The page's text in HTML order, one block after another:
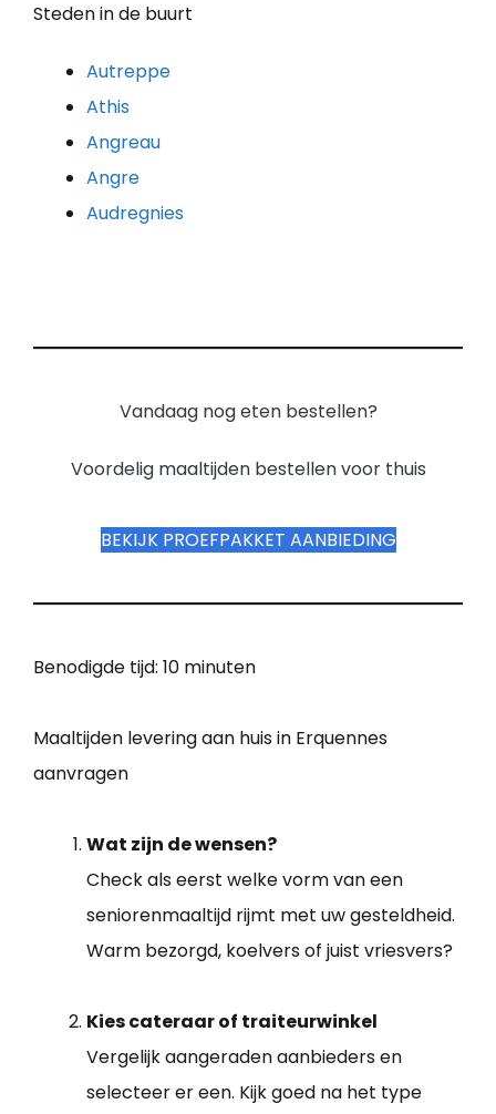
Steden in de buurt
Autreppe
Athis
Angreau
Angre
Audregnies
Vandaag nog eten bestellen?
Voordelig maaltijden bestellen voor thuis
BEKIJK PROEFPAKKET AANBIEDING
Benodigde tijd: 10 minuten
Maaltijden levering aan huis in Erquennes
aanvragen
Wat zijn de wensen?
Check als eerst welke vorm van een
seniorenmaaltijd rijmt met uw gesteldheid.
Warm bezorgd, koelvers of juist vriesvers?
Kies cateraar of traiteurwinkel
Vergelijk aangeraden aanbieders en
selecteer er een. Kijk goed na het type